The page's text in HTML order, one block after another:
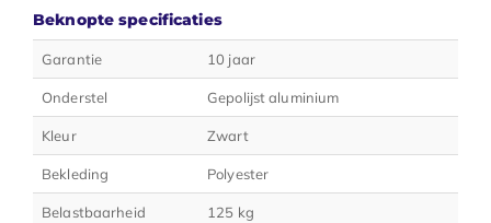
Beknopte specificaties
Garantie 10 jaar
Onderstel Gepolijst aluminium
Kleur Zwart
Bekleding Polyester
Belastbaarheid 125 kg